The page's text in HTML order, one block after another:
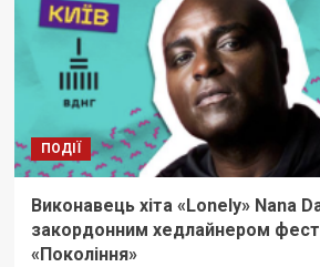
ПОДІЇ
Виконавець хіта «Lonely» Nana
закордонним хедлайнером
«Покоління»